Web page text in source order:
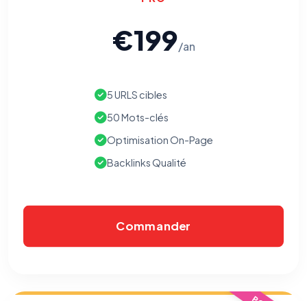
€199/an
5 URLS cibles
50 Mots-clés
Optimisation On-Page
Backlinks Qualité
Commander